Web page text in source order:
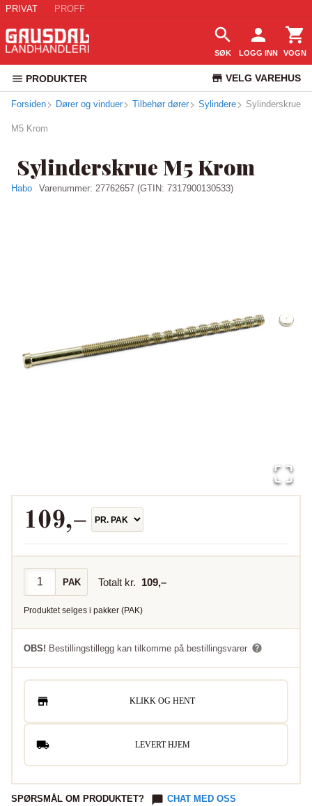
PRIVAT PROFF
SØK LOGG INN VOGN
PRODUKTER VELG VAREHUS
KUNDESERVICE
Forsiden Dører og vinduer Tilbehør dører Sylindere Sylinderskrue
M5 Krom
Sylinderskrue M5 Krom
Habo Varenummer: 27762657 (GTIN: 7317900130533)
109,–
PAK Totalt kr. 109,–
Produktet selges i pakker (PAK)
OBS! Bestillingstillegg kan tilkomme på bestillingsvarer
KLIKK OG HENT
LEVERT HJEM
SPØRSMÅL OM PRODUKTET? CHAT MED OSS